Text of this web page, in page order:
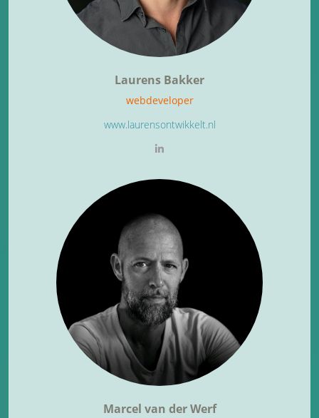
Laurens Bakker
webdeveloper
www.laurensontwikkelt.nl
Marcel van der Werf